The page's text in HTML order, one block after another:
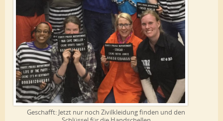
Geschafft: Jetzt nur noch Zivilkleidung finden und den